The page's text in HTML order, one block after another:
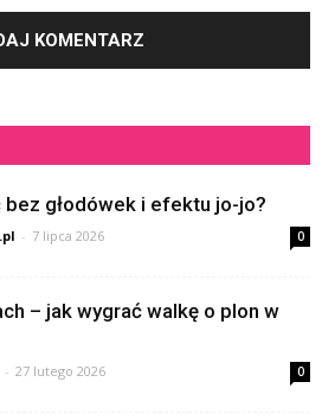
głodówek i efektu jo-jo?
- 7 lipca 2026 0
– jak wygrać walkę o plon w
- 27 lutego 2026 0